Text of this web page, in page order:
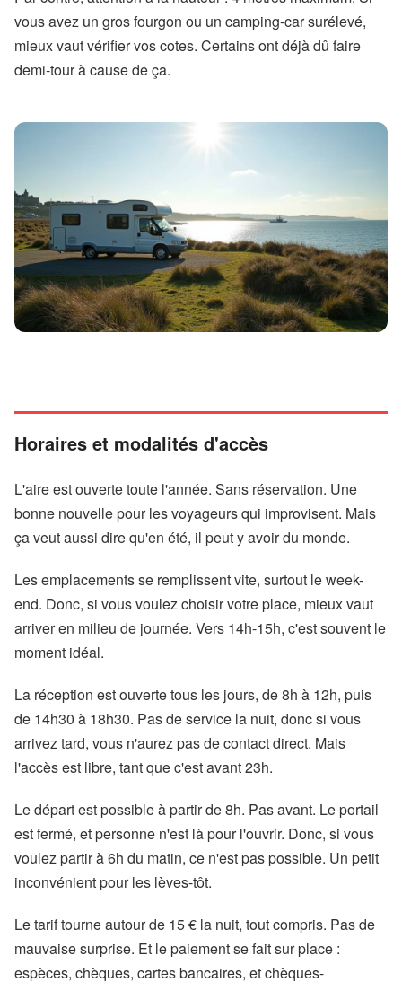
vous avez un gros fourgon ou un camping-car surélevé,
mieux vaut vérifier vos cotes. Certains ont déjà dû faire
demi-tour à cause de ça.
Horaires et modalités d'accès
L'aire est ouverte toute l'année. Sans réservation. Une
bonne nouvelle pour les voyageurs qui improvisent. Mais
ça veut aussi dire qu'en été, il peut y avoir du monde.
Les emplacements se remplissent vite, surtout le week-
end. Donc, si vous voulez choisir votre place, mieux vaut
arriver en milieu de journée. Vers 14h-15h, c'est souvent le
moment idéal.
La réception est ouverte tous les jours, de 8h à 12h, puis
de 14h30 à 18h30. Pas de service la nuit, donc si vous
arrivez tard, vous n'aurez pas de contact direct. Mais
l'accès est libre, tant que c'est avant 23h.
Le départ est possible à partir de 8h. Pas avant. Le portail
est fermé, et personne n'est là pour l'ouvrir. Donc, si vous
voulez partir à 6h du matin, ce n'est pas possible. Un petit
inconvénient pour les lèves-tôt.
Le tarif tourne autour de 15 € la nuit, tout compris. Pas de
mauvaise surprise. Et le paiement se fait sur place :
espèces, chèques, cartes bancaires, et chèques-